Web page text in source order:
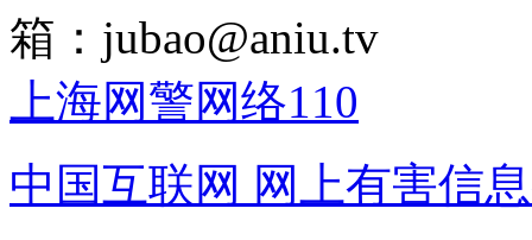
箱： jubao@aniu.tv
上海网警网络110
中国互联网 网上有害信